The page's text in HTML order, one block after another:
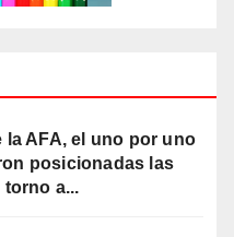
la AFA, el uno por uno
posicionadas las
a...